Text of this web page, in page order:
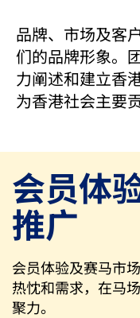
品牌、市场及客
们的品牌形象。
力阐述和建立香
为香港社会主要
会员体
推广
会员体验及赛马市
热忱和需求，在马
聚力。